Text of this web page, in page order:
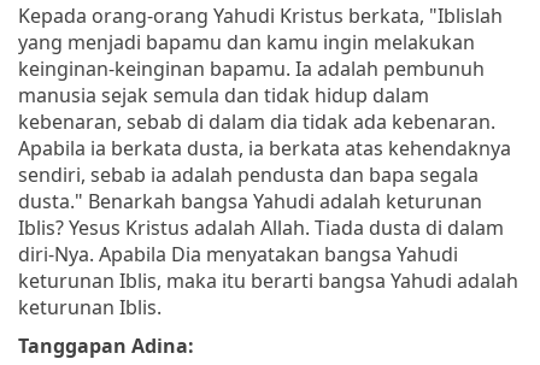
Kepada orang-orang Yahudi Kristus berkata, "Iblislah
yang menjadi bapamu dan kamu ingin melakukan
keinginan-keinginan bapamu. Ia adalah pembunuh
manusia sejak semula dan tidak hidup dalam
kebenaran, sebab di dalam dia tidak ada kebenaran.
Apabila ia berkata dusta, ia berkata atas kehendaknya
sendiri, sebab ia adalah pendusta dan bapa segala
dusta." Benarkah bangsa Yahudi adalah keturunan
Iblis? Yesus Kristus adalah Allah. Tiada dusta di dalam
diri-Nya. Apabila Dia menyatakan bangsa Yahudi
keturunan Iblis, maka itu berarti bangsa Yahudi adalah
keturunan Iblis.
Tanggapan Adina: